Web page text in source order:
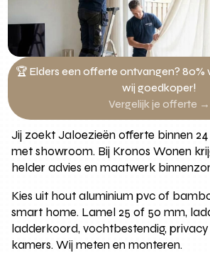
🏆 Elders een offerte ontvangen? 80%
wij goedkoper!
Vergelijk je offerte →
Jij zoekt Jaloezieën offerte binnen
met showroom. Bij Kronos Wonen
helder advies en maatwerk
Kies uit hout aluminium pvc of
smart home. Lamel 25 of 50 mm,
ladderkoord, vochtbestendig,
kamers. Wij meten en monteren.